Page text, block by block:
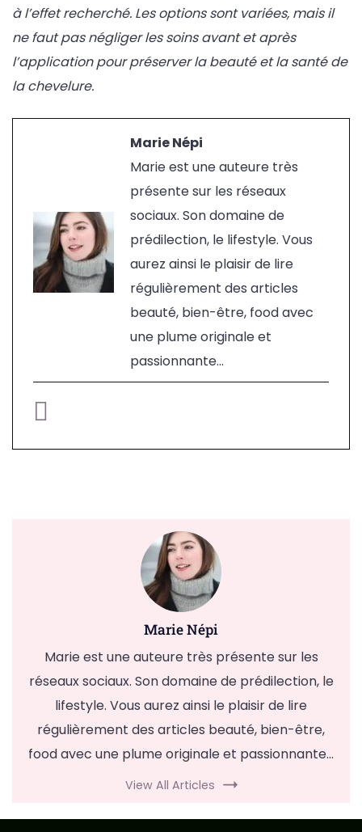
à l’effet recherché. Les options sont variées, mais il
ne faut pas négliger les soins avant et après
l’application pour préserver la beauté et la santé de
la chevelure.
Marie Népi
Marie est une auteure très
présente sur les réseaux
sociaux. Son domaine de
prédilection, le lifestyle. Vous
aurez ainsi le plaisir de lire
régulièrement des articles
beauté, bien-être, food avec
une plume originale et
passionnante...
Marie Népi
Marie est une auteure très présente sur les
réseaux sociaux. Son domaine de prédilection, le
lifestyle. Vous aurez ainsi le plaisir de lire
régulièrement des articles beauté, bien-être,
food avec une plume originale et passionnante...
View All Articles